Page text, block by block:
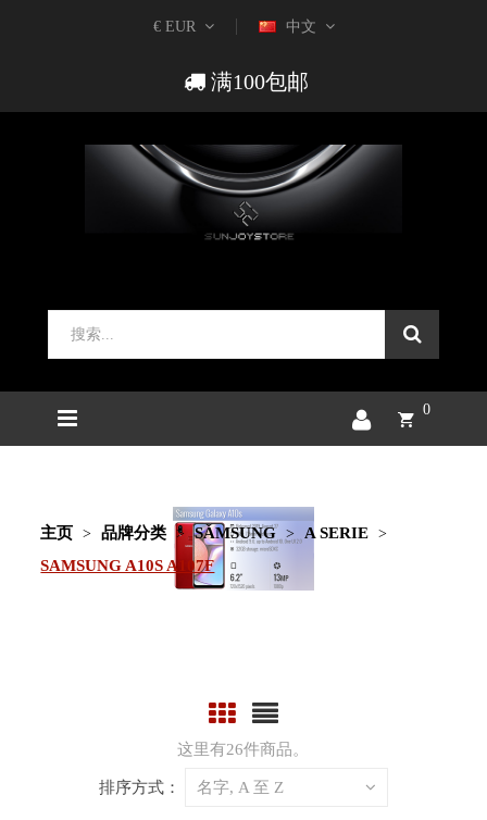
€ EUR 中文
满100包邮
0
主页 品牌分类 SAMSUNG
A SERIE
SAMSUNG A10S A107F
这里有26件商品。
排序方式： 名字, A 至 Z